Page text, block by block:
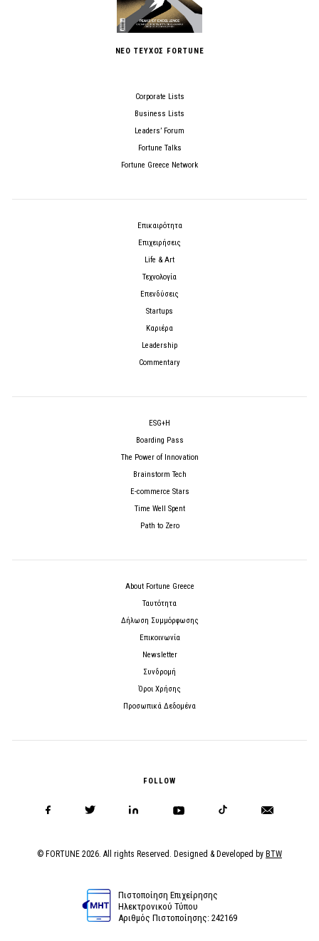
ΝΕΟ ΤΕΥΧΟΣ FORTUNE
Corporate Lists
Business Lists
Leaders’ Forum
Fortune Talks
Fortune Greece Network
Επικαιρότητα
Επιχειρήσεις
Life & Art
Τεχνολογία
Επενδύσεις
Startups
Καριέρα
Leadership
Commentary
ESG+H
Boarding Pass
The Power of Innovation
Brainstorm Tech
E-commerce Stars
Time Well Spent
Path to Zero
About Fortune Greece
Ταυτότητα
Δήλωση Συμμόρφωσης
Επικοινωνία
Newsletter
Συνδρομή
Όροι Χρήσης
Προσωπικά Δεδομένα
FOLLOW
© FORTUNE 2026. All rights Reserved. Designed & Developed by BTW
Πιστοποίηση Επιχείρησης
Ηλεκτρονικού Τύπου
Αριθμός Πιστοποίησης: 242169